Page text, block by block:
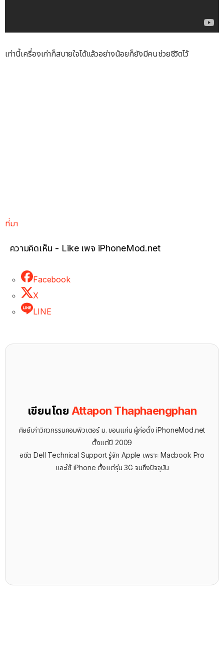
เท่านี้เครื่องเก่าก็สบายใจได้แล้วอย่างน้อยก็ยังมีคนช่วยชีวิตไว้
ที่มา
ความคิดเห็น - Like เพจ iPhoneMod.net
Facebook
X
LINE
เขียนโดย Attapon Thaphaengphan
ศิษย์เก่าวิศวกรรมคอมพิวเตอร์ ม. ขอนแก่น ผู้ก่อตั้ง iPhoneMod.net
ตั้งแต่ปี 2009
อดีต Dell Technical Support รู้จัก ​Apple เพราะ Macbook Pro
และใช้ iPhone ตั้งแต่รุ่น 3G จนถึงปัจจุบัน